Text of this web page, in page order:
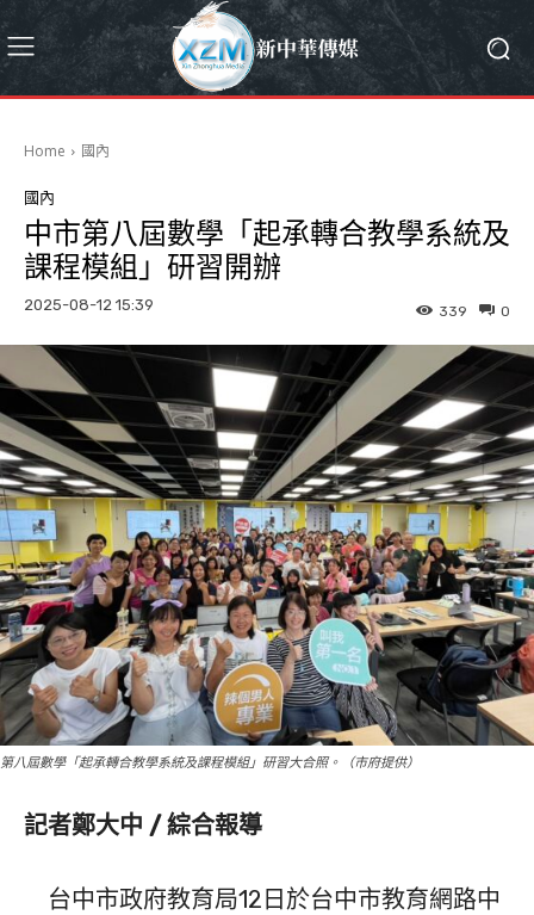
Home 國內
國內
中市第八屆數學「起承轉合教學系統及
課程模組」研習開辦
2025-08-12 15:39 0
339
第八屆數學「起承轉合教學系統及課程模組」研習大合照。（市府提供）
記者鄭大中 / 綜合報導
台中市政府教育局12日於台中市教育網路中